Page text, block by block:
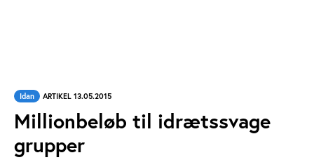
Idan ARTIKEL 13.05.2015
Millionbeløb til idrætssvage
grupper